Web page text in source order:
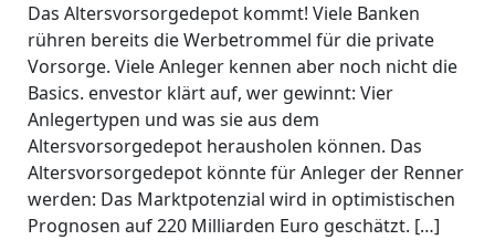
Das Altersvorsorgedepot kommt! Viele Banken
rühren bereits die Werbetrommel für die private
Vorsorge. Viele Anleger kennen aber noch nicht die
Basics. envestor klärt auf, wer gewinnt: Vier
Anlegertypen und was sie aus dem
Altersvorsorgedepot herausholen können. Das
Altersvorsorgedepot könnte für Anleger der Renner
werden: Das Marktpotenzial wird in optimistischen
Prognosen auf 220 Milliarden Euro geschätzt. […]